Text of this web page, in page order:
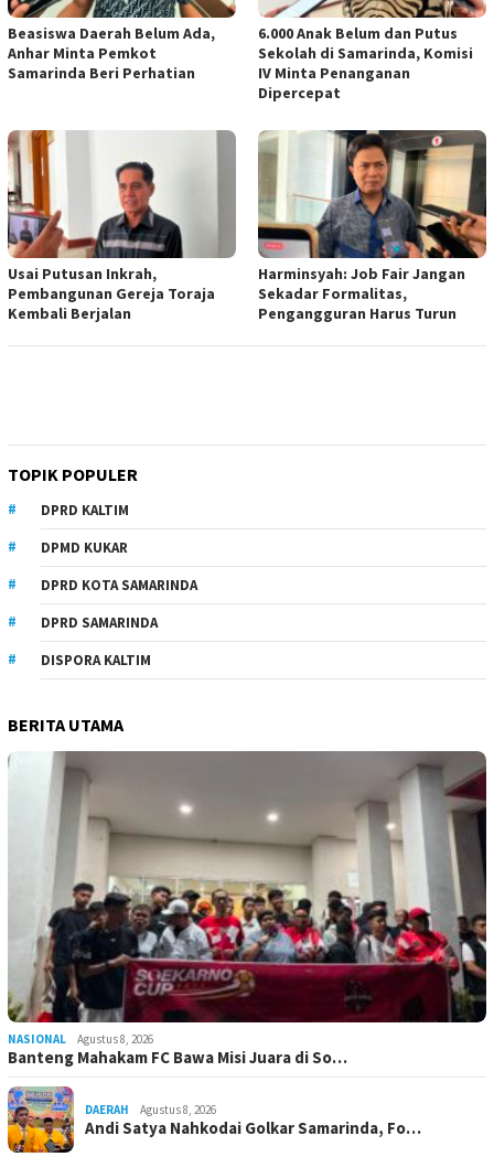
Beasiswa Daerah Belum Ada,
Anhar Minta Pemkot
Samarinda Beri Perhatian
6.000 Anak Belum dan Putus
Sekolah di Samarinda, Komisi
IV Minta Penanganan
Dipercepat
Usai Putusan Inkrah,
Pembangunan Gereja Toraja
Kembali Berjalan
Harminsyah: Job Fair Jangan
Sekadar Formalitas,
Pengangguran Harus Turun
TOPIK POPULER
DPRD KALTIM
DPMD KUKAR
DPRD KOTA SAMARINDA
DPRD SAMARINDA
DISPORA KALTIM
BERITA UTAMA
NASIONAL Agustus 8, 2026
Banteng Mahakam FC Bawa Misi Juara di So…
DAERAH Agustus 8, 2026
Andi Satya Nahkodai Golkar Samarinda, Fo…